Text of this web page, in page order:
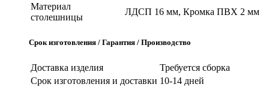
Материал
столешницы
ЛДСП 16 мм, Кромка ПВХ 2 мм
Срок изготовления / Гарантия / Производство
Доставка изделия
Требуется сборка
Срок изготовления и доставки 10-14 дней